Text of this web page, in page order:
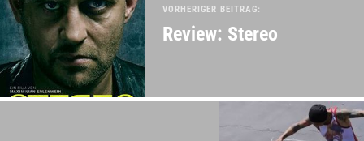
VORHERIGER BEITRAG:
Review: Stereo